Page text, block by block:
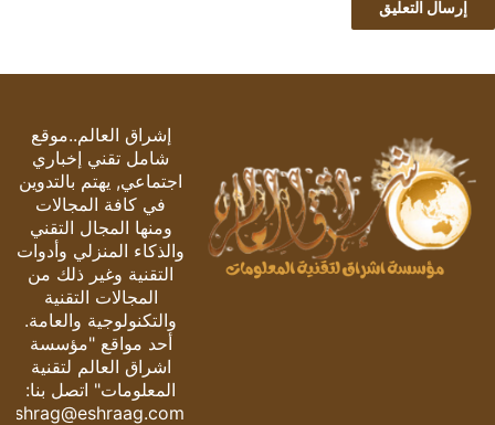
إشراق العالم..موقع
شامل تقني إخباري
اجتماعي, يهتم بالتدوين
في كافة المجالات
ومنها المجال التقني
والذكاء المنزلي وأدوات
التقنية وغير ذلك من
المجالات التقنية
والتكنولوجية والعامة.
أحد مواقع "مؤسسة
اشراق العالم لتقنية
المعلومات" اتصل بنا:
eshrag@eshraag.com